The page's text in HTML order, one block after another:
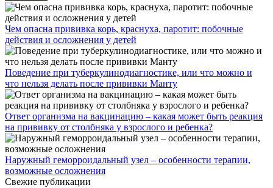
Чем опасна прививка корь, краснуха, паротит: побочные
действия и осложнения у детей
Поведение при туберкулинодиагностике, или что можно и
что нельзя делать после прививки Манту
Ответ организма на вакцинацию – какая может быть реакция
на прививку от столбняка у взрослого и ребенка?
Наружный геморроидальный узел – особенности терапии,
возможные осложнения
Свежие публикации